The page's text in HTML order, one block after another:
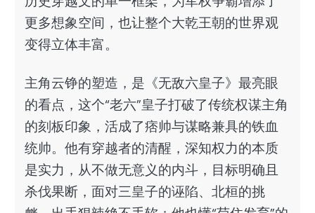
更多想象空间，也让整个大乾王朝的世界观
变得立体丰富。
主角云铮的塑造，是《无敌六皇子》最亮眼
的看点，这个“老六”皇子打破了传统权谋主角
的刻板印象，活成了痞帅与谋略兼具的铁血
统帅。他有穿越者的清醒，深知权力的本质
是实力，从不做无意义的内斗，目标明确且
杀伐果断，面对三皇子的诬陷、北桓的挑